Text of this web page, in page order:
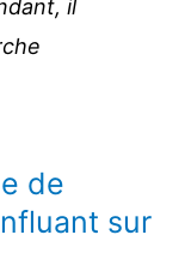
il
de
sur